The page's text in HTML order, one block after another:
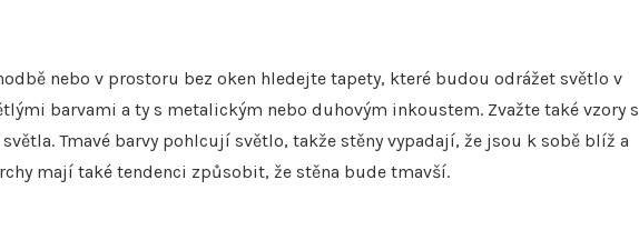
nebo v prostoru bez oken hledejte tapety, které budou odrážet světlo v
barvami a ty s metalickým nebo duhovým inkoustem. Zvažte také vzory s
Tmavé barvy pohlcují světlo, takže stěny vypadají, že jsou k sobě blíž a
mají také tendenci způsobit, že stěna bude tmavší.